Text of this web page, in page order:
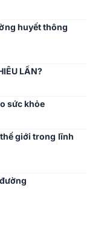
huyết thông
LẦN?
sức khỏe
thế giới trong lĩnh